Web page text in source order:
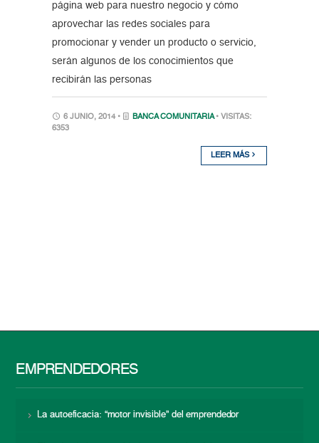
página web para nuestro negocio y cómo
aprovechar las redes sociales para
promocionar y vender un producto o servicio,
serán algunos de los conocimientos que
recibirán las personas
6 JUNIO, 2014 • BANCA COMUNITARIA • VISITAS:
6353
LEER MÁS
EMPRENDEDORES
La autoeficacia: “motor invisible” del emprendedor